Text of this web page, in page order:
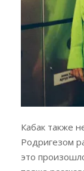
Кабак также
Родригезом
это